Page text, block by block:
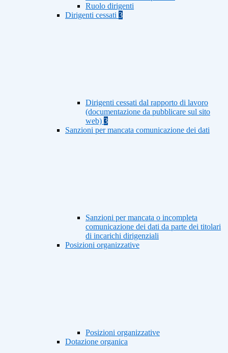
Ruolo dirigenti
Dirigenti cessati 3
Dirigenti cessati dal rapporto di lavoro
(documentazione da pubblicare sul sito
web) 3
Sanzioni per mancata comunicazione dei dati
Sanzioni per mancata o incompleta
comunicazione dei dati da parte dei titolari
di incarichi dirigenziali
Posizioni organizzative
Posizioni organizzative
Dotazione organica